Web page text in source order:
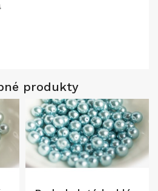
produkty